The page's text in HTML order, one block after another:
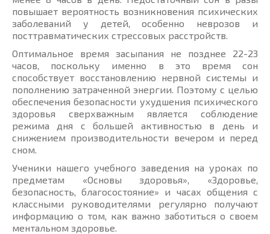
повышает вероятность возникновения психических
заболеваний у детей, особенно неврозов и
посттравматических стрессовых расстройств.
Оптимальное время засыпания не позднее 22-23
часов, поскольку именно в это время сон
способствует восстановлению нервной системы и
пополнению затраченной энергии. Поэтому с целью
обеспечения безопасности ухудшения психического
здоровья сверхважным является соблюдение
режима дня с большей активностью в день и
снижением производительности вечером и перед
сном.
Ученики нашего учебного заведения на уроках по
предметам «Основы здоровья», «Здоровье,
безопасность, благосостояние» и часах общения с
классными руководителями регулярно получают
информацию о том, как важно заботиться о своем
ментальном здоровье.